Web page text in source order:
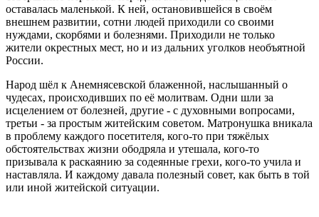
оставалась маленькой. К ней, остановившейся в своём
внешнем развитии, сотни людей приходили со своими
нуждами, скорбями и болезнями. Приходили не только
жители окрестных мест, но и из дальних уголков необъятной
России.
Народ шёл к Анемнясевской блаженной, наслышанный о
чудесах, происходивших по её молитвам. Одни шли за
исцелением от болезней, другие - с духовными вопросами,
третьи - за простым житейским советом. Матронушка вникала
в проблему каждого посетителя, кого-то при тяжёлых
обстоятельствах жизни ободряла и утешала, кого-то
призывала к раскаянию за содеянные грехи, кого-то учила и
наставляла. И каждому давала полезный совет, как быть в той
или иной житейской ситуации.